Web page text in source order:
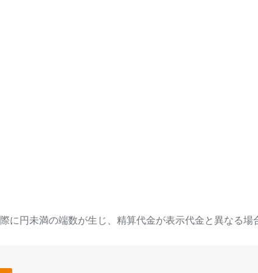
円未満の端数が生じ、精算代金が表示代金と異なる場